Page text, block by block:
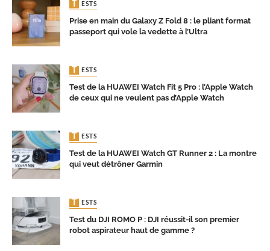
TESTS
Prise en main du Galaxy Z Fold 8 : le pliant format
passeport qui vole la vedette à l’Ultra
TESTS
Test de la HUAWEI Watch Fit 5 Pro : l’Apple Watch
de ceux qui ne veulent pas d’Apple Watch
TESTS
Test de la HUAWEI Watch GT Runner 2 : La montre
qui veut détrôner Garmin
TESTS
Test du DJI ROMO P : DJI réussit-il son premier
robot aspirateur haut de gamme ?